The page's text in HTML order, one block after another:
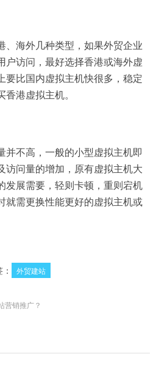
、海外几种类型，如果外贸企业
户访问，最好选择香港或海外虚
要比国内虚拟主机快很多，稳定
港虚拟主机。
并不高，一般的小型虚拟主机即
访问量的增加，原有虚拟主机大
发展需要，轻则卡顿，重则宕机
就需更换性能更好的虚拟主机或
外贸建站
营销推广？